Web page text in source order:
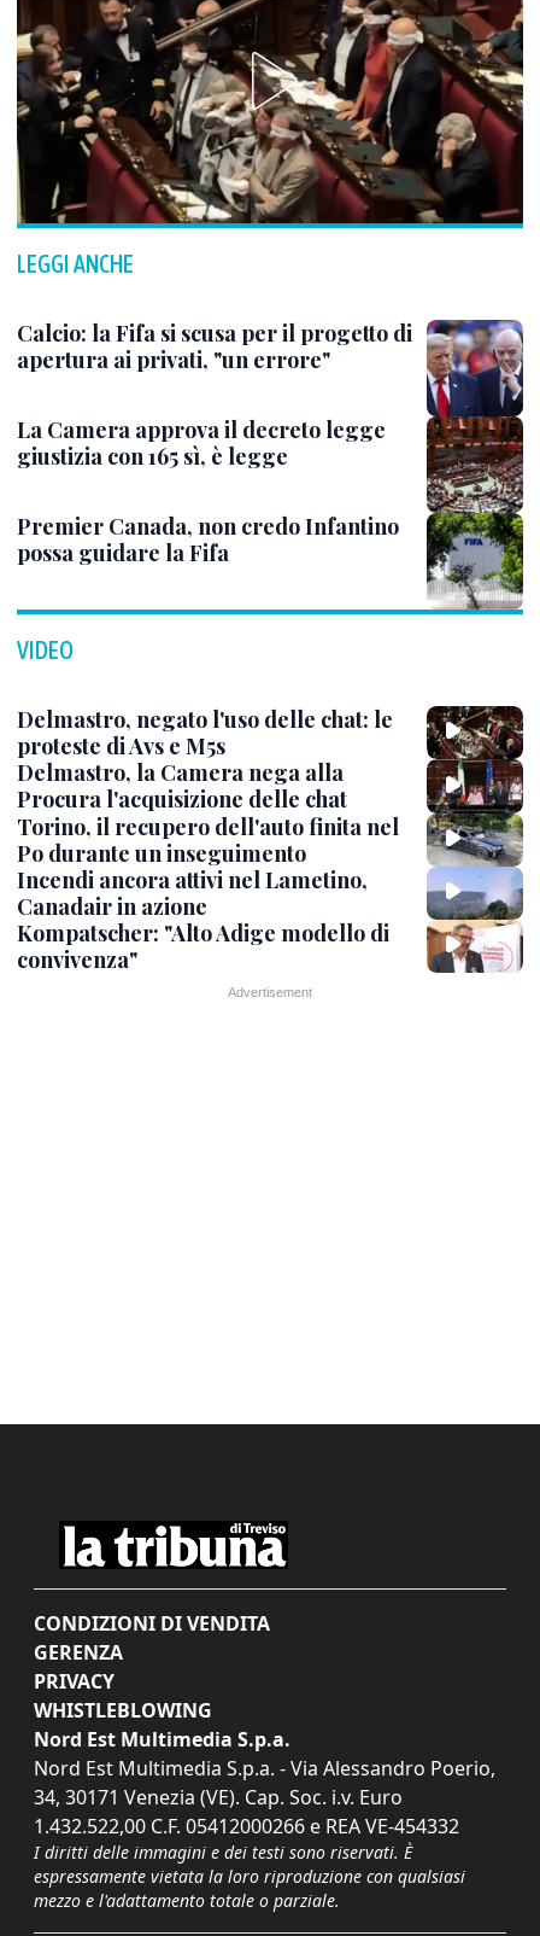
LEGGI ANCHE
Calcio: la Fifa si scusa per il progetto di
apertura ai privati, "un errore"
La Camera approva il decreto legge
giustizia con 165 sì, è legge
Premier Canada, non credo Infantino
possa guidare la Fifa
VIDEO
Delmastro, negato l'uso delle chat: le
proteste di Avs e M5s
Delmastro, la Camera nega alla
Procura l'acquisizione delle chat
Torino, il recupero dell'auto finita nel
Po durante un inseguimento
Incendi ancora attivi nel Lametino,
Canadair in azione
Kompatscher: "Alto Adige modello di
convivenza"
CONDIZIONI DI VENDITA
GERENZA
PRIVACY
WHISTLEBLOWING
Nord Est Multimedia S.p.a.
Nord Est Multimedia S.p.a. - Via Alessandro Poerio,
34, 30171 Venezia (VE). Cap. Soc. i.v. Euro
1.432.522,00 C.F. 05412000266 e REA VE-454332
I diritti delle immagini e dei testi sono riservati. È
espressamente vietata la loro riproduzione con qualsiasi
mezzo e l'adattamento totale o parziale.